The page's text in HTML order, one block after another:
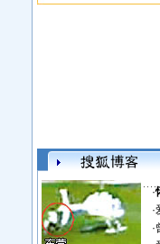
·
·
·